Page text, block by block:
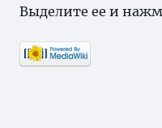
Выделите ее и